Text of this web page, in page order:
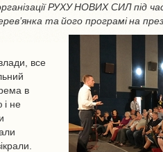
РУХУ НОВИХ СИЛ під
та його програмі на
все
в
і не